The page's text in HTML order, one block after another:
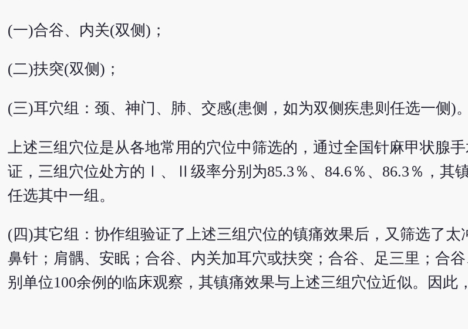
(一)合谷、内关(双侧)；
(二)扶突(双侧)；
(三)耳穴组：颈、神门、肺、交感(患侧，如为双侧疾患则任选一侧)。
上述三组穴位是从各地常用的穴位中筛选的，通过全国针麻甲状腺
证，三组穴位处方的Ⅰ、Ⅱ级率分别为85.3％、84.6％、86.3％，其
任选其中一组。
(四)其它组：协作组验证了上述三组穴位的镇痛效果后，又筛选了太
鼻针；肩髃、安眠；合谷、内关加耳穴或扶突；合谷、足三里；合
别单位100余例的临床观察，其镇痛效果与上述三组穴位近似。因此